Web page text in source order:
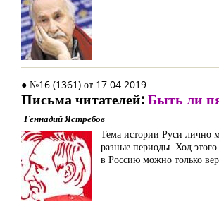
● №16 (1361) от 17.04.2019
Письма читателей:Быть ли
Геннадий Ястребов
Тема истории Руси лично
разные периоды. Ход
в Россию можно только